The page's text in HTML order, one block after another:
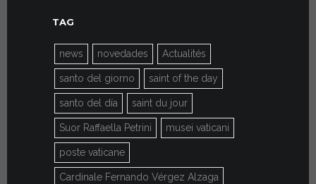
TAG
news novedades Actualités
santo del giorno saint of the day
santo del día saint du jour
Suor Raffaella Petrini musei vaticani
poste vaticane
Cardinale Fernando Vérgez Alzaga